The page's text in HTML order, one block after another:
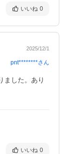
いいね 0
2025/12/1
pnt********さん
ました。あり
いいね 0